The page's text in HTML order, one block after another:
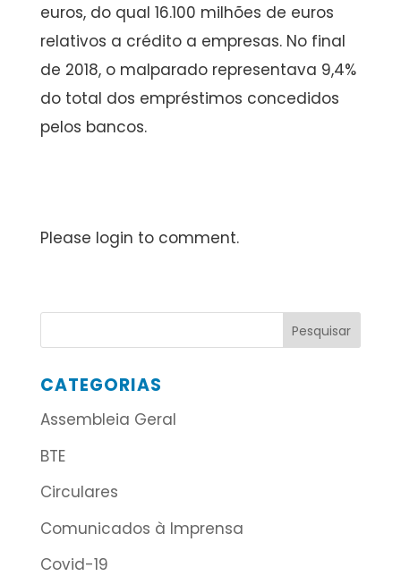
euros, do qual 16.100 milhões de euros
relativos a crédito a empresas. No final
de 2018, o malparado representava 9,4%
do total dos empréstimos concedidos
pelos bancos.
Please login to comment.
CATEGORIAS
Assembleia Geral
BTE
Circulares
Comunicados à Imprensa
Covid-19